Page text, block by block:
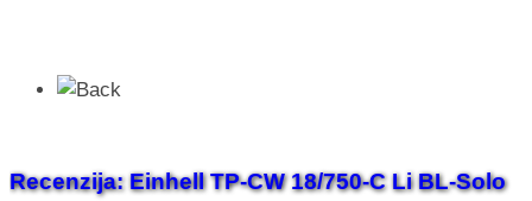
Recenzija: Einhell TP-CW 18/750-C Li BL-Solo